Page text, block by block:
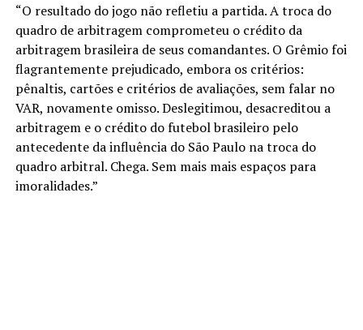
“O resultado do jogo não refletiu a partida. A troca do
quadro de arbitragem comprometeu o crédito da
arbitragem brasileira de seus comandantes. O Grêmio foi
flagrantemente prejudicado, embora os critérios:
pênaltis, cartões e critérios de avaliações, sem falar no
VAR, novamente omisso. Deslegitimou, desacreditou a
arbitragem e o crédito do futebol brasileiro pelo
antecedente da influência do São Paulo na troca do
quadro arbitral. Chega. Sem mais mais espaços para
imoralidades.”